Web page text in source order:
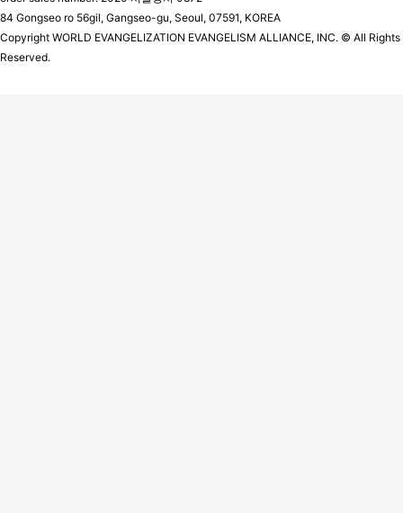
84 Gongseo ro 56gil, Gangseo-gu, Seoul, 07591, KOREA
Copyright WORLD EVANGELIZATION EVANGELISM ALLIANCE, INC. © All Rights
Reserved.